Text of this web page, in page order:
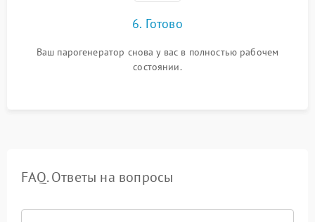
6. Готово
Ваш парогенератор снова у вас в полностью рабочем
состоянии.
FAQ. Ответы на вопросы